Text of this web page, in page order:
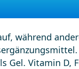
während
Gel. Vitamin D,